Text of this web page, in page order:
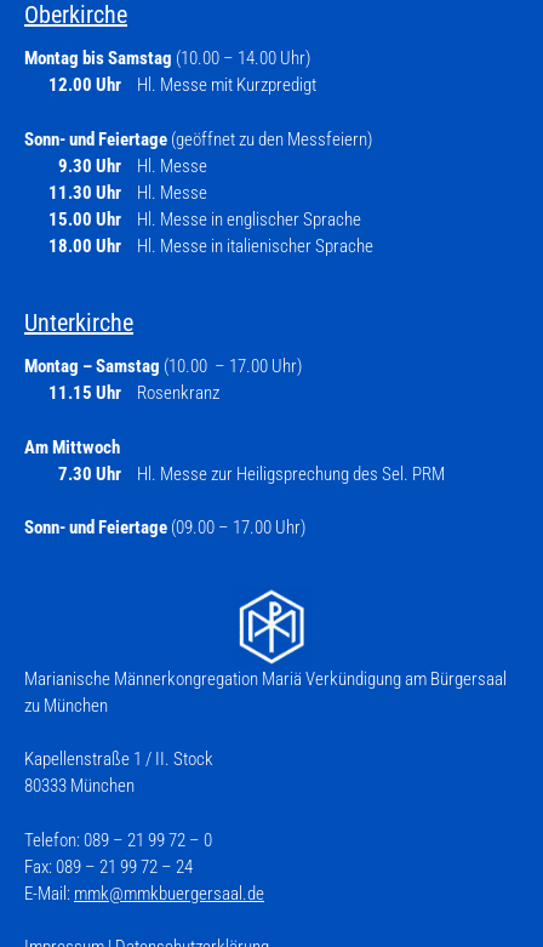
Oberkirche
Montag bis Samstag (10.00 – 14.00 Uhr)
12.00 Uhr
Hl. Messe mit Kurzpredigt
Sonn- und Feiertage (geöffnet zu den Messfeiern)
9.30 Uhr
Hl. Messe
11.30 Uhr
Hl. Messe
15.00 Uhr
Hl. Messe in englischer Sprache
18.00 Uhr
Hl. Messe in italienischer Sprache
Unterkirche
Montag – Samstag (10.00 – 17.00 Uhr)
11.15 Uhr
Rosenkranz
Am Mittwoch
7.30 Uhr
Hl. Messe zur Heiligsprechung des Sel. PRM
Sonn- und Feiertage (09.00 – 17.00 Uhr)
Marianische Männerkongregation Mariä Verkündigung am Bürgersaal
zu München
Kapellenstraße 1 / II. Stock
80333 München
Telefon: 089 – 21 99 72 – 0
Fax: 089 – 21 99 72 – 24
E-Mail: mmk@mmkbuergersaal.de